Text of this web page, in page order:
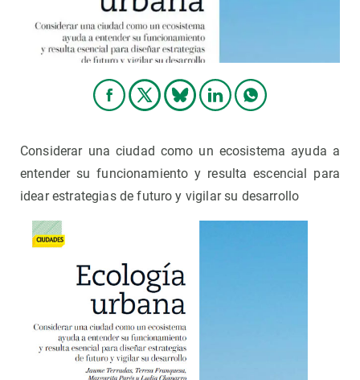
Considerar una ciudad como un ecosistema ayuda a
entender su funcionamiento y resulta escencial para
idear estrategias de futuro y vigilar su desarrollo
PARTICIPA